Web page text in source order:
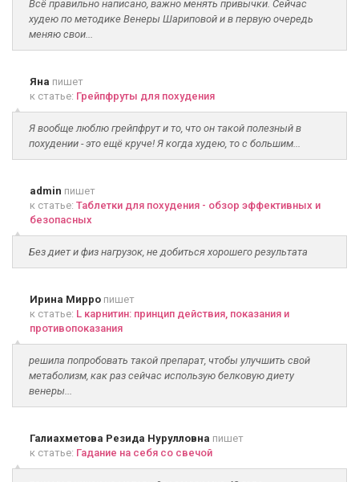
Всё правильно написано, важно менять привычки. Сейчас
худею по методике Венеры Шариповой и в первую очередь
меняю свои...
Яна пишет
к статье: Грейпфруты для похудения
Я вообще люблю грейпфрут и то, что он такой полезный в
похудении - это ещё круче! Я когда худею, то с большим...
admin пишет
к статье: Таблетки для похудения - обзор эффективных и
безопасных
Без диет и физ нагрузок, не добиться хорошего результата
Ирина Мирро пишет
к статье: L карнитин: принцип действия, показания и
противопоказания
решила попробовать такой препарат, чтобы улучшить свой
метаболизм, как раз сейчас использую белковую диету
венеры...
Галиахметова Резида Нурулловна пишет
к статье: Гадание на себя со свечой